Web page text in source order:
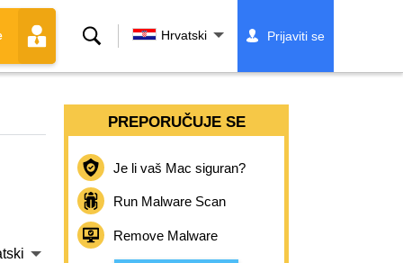
Traži Hrvatski Prijaviti se
PREPORUČUJE SE
Je li vaš Mac siguran?
Run Malware Scan
Remove Malware